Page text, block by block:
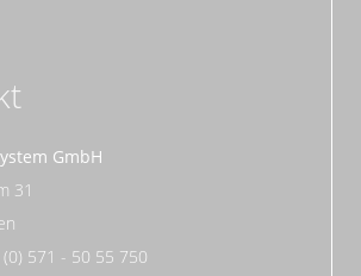
GmbH
31
571 - 50 55 750